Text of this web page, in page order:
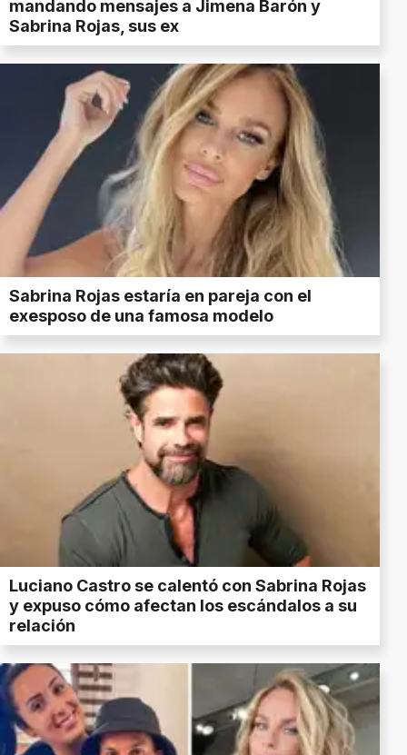
mandando mensajes a Jimena Barón y
Sabrina Rojas, sus ex
Sabrina Rojas estaría en pareja con el
exesposo de una famosa modelo
Luciano Castro se calentó con Sabrina Rojas
y expuso cómo afectan los escándalos a su
relación